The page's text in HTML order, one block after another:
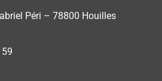
Péri – 78800 Houilles